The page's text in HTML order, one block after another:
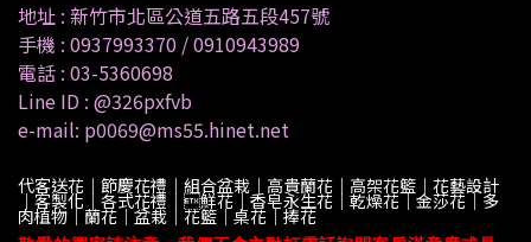
地址 : 新竹市北區公道五路五段457號
手機 : 0937993370 /0910943989
電話 : 03-5360698
Line ID : @326pxfvb
e-mail: p0069@ms55.hinet.net
代客送花｜節慶花禮｜組合盆栽｜高貴蘭花｜高架花籃｜花藝設計
｜客製化｜各式花禮｜鮮花｜香皂永生花｜乾燥花｜金莎花｜多
肉植物｜蘭花｜盆栽｜花籃｜桌花｜捧花